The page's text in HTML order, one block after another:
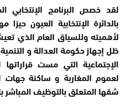
لقد خصص البرنامج الإنتخابي
بالدائرة الإنتخابية العيون
لأهميته وللسياق العام الذي
ظل إجهاز حكومة العدالة و
الإجتماعية التي مست
لعموم المغاربة و ساكنة
شقها المتعلق بالتوظيف المباشر